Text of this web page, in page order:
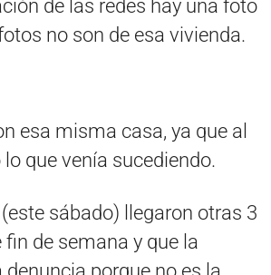
de las redes hay una foto
no son de esa vivienda.
esa misma casa, ya que al
lo que venía sucediendo.
sábado) llegaron otras 3
de semana y que la